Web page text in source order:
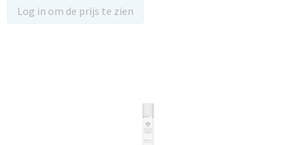
Log in om de prijs te zien